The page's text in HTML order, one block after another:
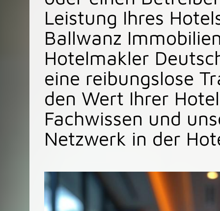
Leistung Ihres
Ballwanz
Hotelmakler
eine reibungslose
den Wert Ihrer
Fachwissen und
Netzwerk in der